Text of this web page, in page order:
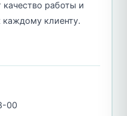
качество работы и
клиенту.
00